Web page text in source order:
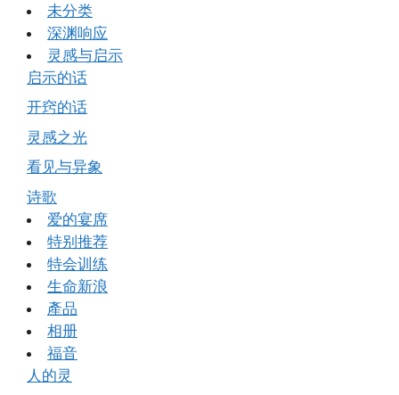
未分类
深渊响应
灵感与启示
启示的话
开窍的话
灵感之光
看见与异象
诗歌
爱的宴席
特别推荐
特会训练
生命新浪
產品
相册
福音
人的灵